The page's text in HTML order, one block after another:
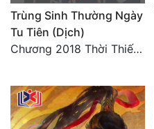
Trùng Sinh Thường Ngày
Tu Tiên (Dịch)
Chương 2018 Thời Thiếu Niên